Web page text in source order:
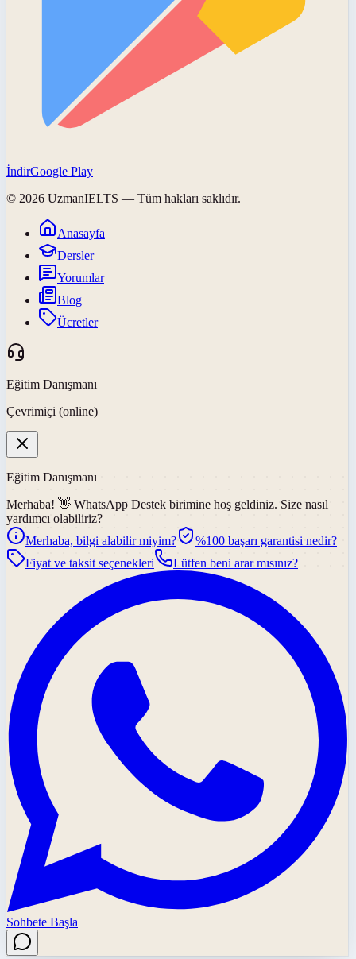
İndirGoogle Play
© 2026 UzmanIELTS — Tüm hakları saklıdır.
Anasayfa
Dersler
Yorumlar
Blog
Ücretler
Eğitim Danışmanı
Çevrimiçi (online)
Eğitim Danışmanı
Merhaba! 👋 WhatsApp Destek birimine hoş geldiniz. Size nasıl
yardımcı olabiliriz?
Merhaba, bilgi alabilir miyim?
%100 başarı garantisi nedir?
Fiyat ve taksit seçenekleri
Lütfen beni arar mısınız?
Sohbete Başla